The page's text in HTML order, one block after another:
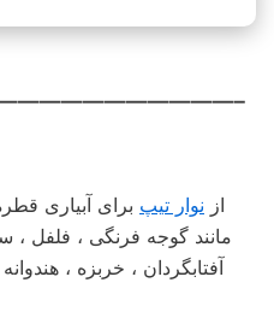
از نوار تیپ برای آبیاری
مانند گوجه فرنگی ، فلفل ،
آفتابگردان ، خربزه ،